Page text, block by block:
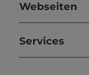
Webseiten
Services